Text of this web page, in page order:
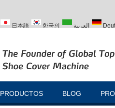
日本語 한국의 العربية
PRODUCTOS BLOG